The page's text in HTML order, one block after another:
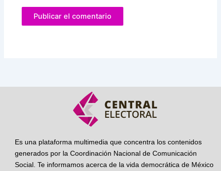
Es una plataforma multimedia que concentra los contenidos
generados por la Coordinación Nacional de Comunicación
Social. Te informamos acerca de la vida democrática de México